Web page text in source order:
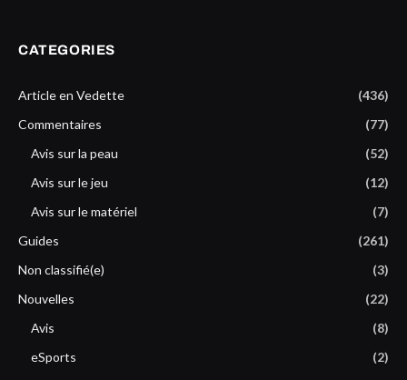
CATEGORIES
Article en Vedette
(436)
Commentaires
(77)
Avis sur la peau
(52)
Avis sur le jeu
(12)
Avis sur le matériel
(7)
Guides
(261)
Non classifié(e)
(3)
Nouvelles
(22)
Avis
(8)
eSports
(2)